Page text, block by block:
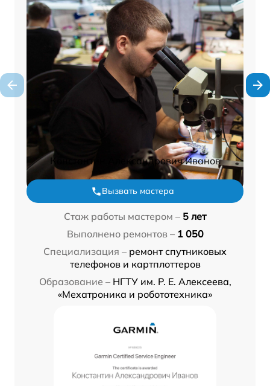
Константин Александрович Иванов
Вызвать мастера
Стаж работы мастером – 5 лет
Выполнено ремонтов – 1 050
Специализация – ремонт спутниковых
телефонов и картплоттеров
Образование – НГТУ им. Р. Е. Алексеева,
«Мехатроника и робототехника»